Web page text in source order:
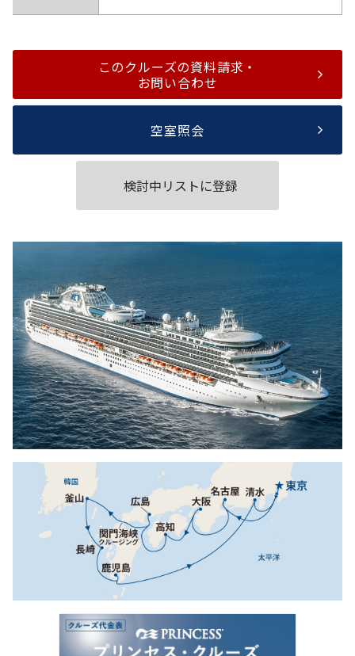
このクルーズの資料請求・
お問い合わせ
空室照会
検討中リストに登録